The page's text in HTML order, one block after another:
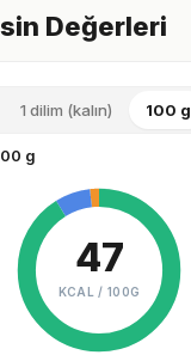
Değerleri
1 dilim (kalın) 100 g
g
47
KCAL / 100G